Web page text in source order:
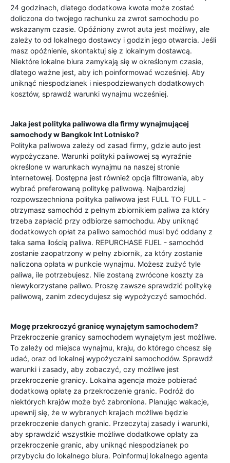
24 godzinach, dlatego dodatkowa kwota może zostać
doliczona do twojego rachunku za zwrot samochodu po
wskazanym czasie. Opóźniony zwrot auta jest możliwy, ale
zależy to od lokalnego dostawcy i godzin jego otwarcia. Jeśli
masz opóźnienie, skontaktuj się z lokalnym dostawcą.
Niektóre lokalne biura zamykają się w określonym czasie,
dlatego ważne jest, aby ich poinformować wcześniej. Aby
uniknąć niespodzianek i niespodziewanych dodatkowych
kosztów, sprawdź warunki wynajmu wcześniej.
Jaka jest polityka paliwowa dla firmy wynajmującej
samochody wBangkok Int Lotnisko?
Polityka paliwowa zależy od zasad firmy, gdzie auto jest
wypożyczane. Warunki polityki paliwowej są wyraźnie
określone w warunkach wynajmu na naszej stronie
internetowej. Dostępna jest również opcja filtrowania, aby
wybrać preferowaną politykę paliwową. Najbardziej
rozpowszechniona polityka paliwowa jest FULL TO FULL -
otrzymasz samochód z pełnym zbiornikiem paliwa za który
trzeba zapłacić przy odbiorze samochodu. Aby uniknąć
dodatkowych opłat za paliwo samochód musi być oddany z
taka sama ilością paliwa. REPURCHASE FUEL - samochód
zostanie zaopatrzony w pełny zbiornik, za który zostanie
naliczona opłata w punkcie wynajmu. Możesz zużyć tyle
paliwa, ile potrzebujesz. Nie zostaną zwrócone koszty za
niewykorzystane paliwo. Proszę zawsze sprawdzić politykę
paliwową, zanim zdecydujesz się wypożyczyć samochód.
Mogę przekroczyć granicę wynajętym samochodem?
Przekroczenie granicy samochodem wynajętym jest możliwe.
To zależy od miejsca wynajmu, kraju, do którego chcesz się
udać, oraz od lokalnej wypożyczalni samochodów. Sprawdź
warunki i zasady, aby zobaczyć, czy możliwe jest
przekroczenie granicy. Lokalna agencja może pobierać
dodatkową opłatę za przekroczenie granic. Podróż do
niektórych krajów może być zabroniona. Planując wakacje,
upewnij się, że w wybranych krajach możliwe będzie
przekroczenie danych granic. Przeczytaj zasady i warunki,
aby sprawdzić wszystkie możliwe dodatkowe opłaty za
przekroczenie granic, aby uniknąć niespodzianek po
przybyciu do lokalnego biura. Poinformuj lokalnego agenta